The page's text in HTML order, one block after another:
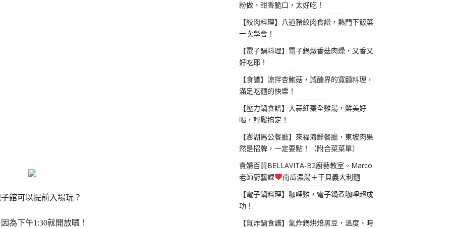
館可以提前入場玩？
為下午1:30就開放囉！
粉做，甜香脆口，太好吃！
【絞肉料理】八道豬絞肉食譜，熱門下飯菜
一次學會！
【電子鍋料理】電子鍋燉香菇肉燥，又香又
好吃耶！
【食譜】涼拌杏鮑菇，減醣界的寬麵料理，
滿足吃麵的快樂！
【壓力鍋食譜】大蒜紅棗全雞湯，鮮美好
喝，輕鬆搞定！
【澎湖馬公餐廳】來福海鮮餐廳，東坡肉果
然是招牌，一定要點！（附合菜菜單）
貴婦百貨BELLAVITA-B2廚藝教室。Marco
老師廚藝課
南瓜濃湯＋干貝義大利麵
【電子鍋料理】咖哩雞，電子鍋煮咖哩超成
功！
【氣炸鍋食譜】氣炸鍋烘焙黑豆，溫度、時